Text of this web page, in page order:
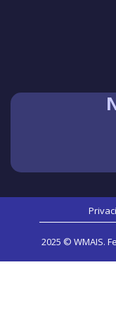
2025 © WMAIS.